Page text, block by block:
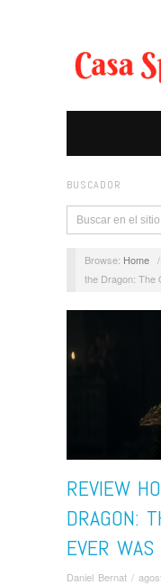
BUSCADOR
Browse: Home /
the Dragon: The
REVIEW
DRAGON:
EVER WAS
Daniel Bernat /